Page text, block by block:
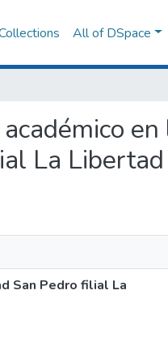
All of DSpace
en
La
San Pedro filial La